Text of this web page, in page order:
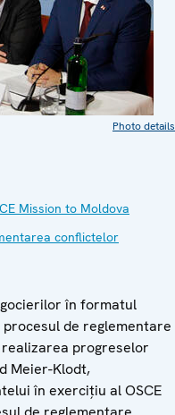
Photo details
Mission to Moldova
conflictelor
în formatul
procesul de reglementare
progreselor
Meier-Klodt,
în exercițiu al OSCE